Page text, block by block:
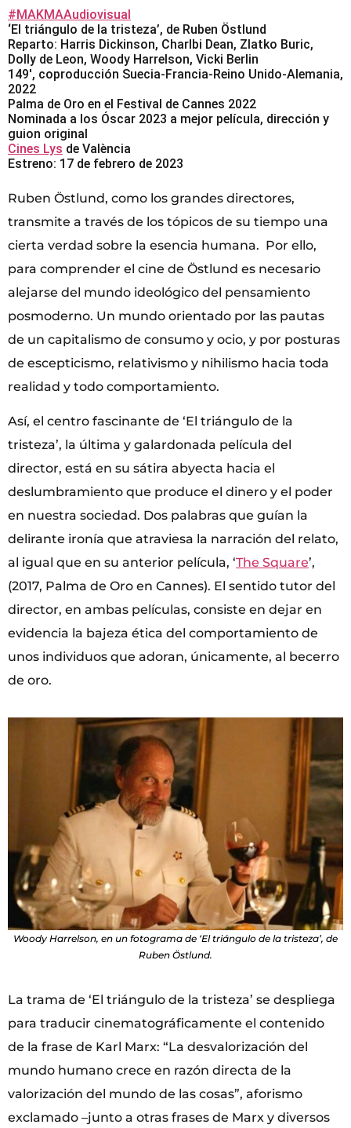
#MAKMAAudiovisual
‘El triángulo de la tristeza’, de Ruben Östlund
Reparto: Harris Dickinson, Charlbi Dean, Zlatko Buric,
Dolly de Leon, Woody Harrelson, Vicki Berlin
149′, coproducción Suecia-Francia-Reino Unido-Alemania,
2022
Palma de Oro en el Festival de Cannes 2022
Nominada a los Óscar 2023 a mejor película, dirección y
guion original
Cines Lys de València
Estreno: 17 de febrero de 2023
Ruben Östlund, como los grandes directores,
transmite a través de los tópicos de su tiempo una
cierta verdad sobre la esencia humana. Por ello,
para comprender el cine de Östlund es necesario
alejarse del mundo ideológico del pensamiento
posmoderno. Un mundo orientado por las pautas
de un capitalismo de consumo y ocio, y por posturas
de escepticismo, relativismo y nihilismo hacia toda
realidad y todo comportamiento.
Así, el centro fascinante de ‘El triángulo de la
tristeza’, la última y galardonada película del
director, está en su sátira abyecta hacia el
deslumbramiento que produce el dinero y el poder
en nuestra sociedad. Dos palabras que guían la
delirante ironía que atraviesa la narración del relato,
al igual que en su anterior película, ‘The Square’,
(2017, Palma de Oro en Cannes). El sentido tutor del
director, en ambas películas, consiste en dejar en
evidencia la bajeza ética del comportamiento de
unos individuos que adoran, únicamente, al becerro
de oro.
Woody Harrelson, en un fotograma de ‘El triángulo de la tristeza’, de
Ruben Östlund.
La trama de ‘El triángulo de la tristeza’ se despliega
para traducir cinematográficamente el contenido
de la frase de Karl Marx: “La desvalorización del
mundo humano crece en razón directa de la
valorización del mundo de las cosas”, aforismo
exclamado –junto a otras frases de Marx y diversos